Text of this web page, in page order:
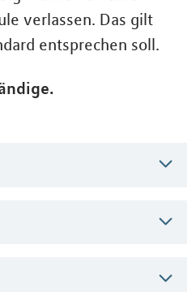
verlassen. Das gilt
entsprechen soll.